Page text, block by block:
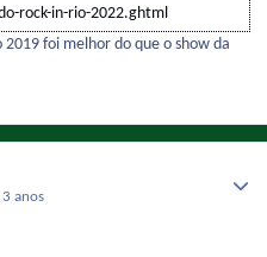
rock-in-rio-2022.ghtml
foi melhor do que o show da
3 anos